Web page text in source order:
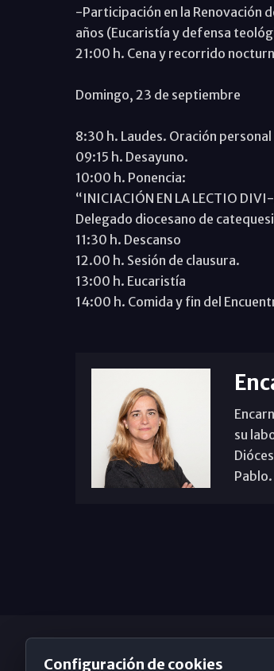
-Participación en la Renovación
años (Eucaristía y defensa
21:00 h. Cena y recorrido
Domingo, 23 de septiembre
8:30 h. Laudes. Oración personal
09:15 h. Desayuno.
10:00 h. Ponencia:
“INICIACIÓN EN LA LECTIO
Delegado diocesano de
11:30 h. Descanso
12.00 h. Sesión de clausura.
13:00 h. Eucaristía
14:00 h. Comida y fin del
su
Pablo.
Configuración de cookies